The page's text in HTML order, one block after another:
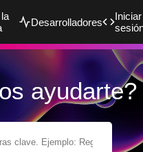
Desarrolladores
Iniciar
ayudarte?